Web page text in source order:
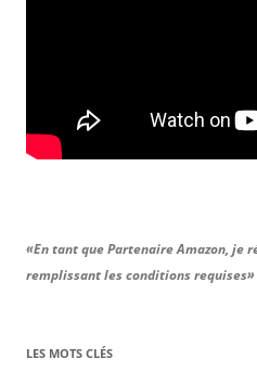
«En tant que Partenaire Amazon, je
remplissant les conditions requises»
LES MOTS CLÉS